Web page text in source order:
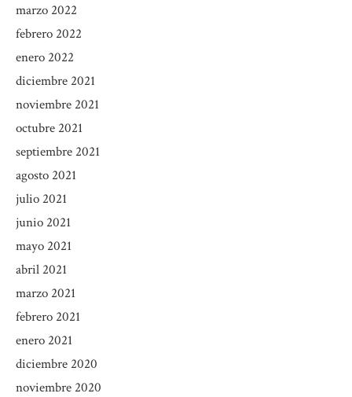
marzo 2022
febrero 2022
enero 2022
diciembre 2021
noviembre 2021
octubre 2021
septiembre 2021
agosto 2021
julio 2021
junio 2021
mayo 2021
abril 2021
marzo 2021
febrero 2021
enero 2021
diciembre 2020
noviembre 2020